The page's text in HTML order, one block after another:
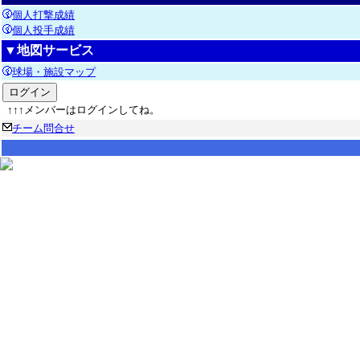
個人打撃成績
個人投手成績
▼地図サービス
球場・施設マップ
↑↑↑メンバーはログインしてね。
チーム問合せ